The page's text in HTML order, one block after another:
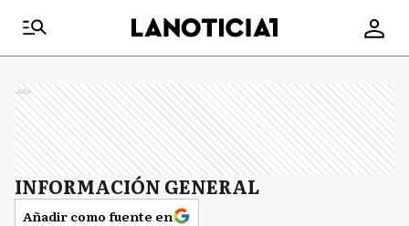
Ads
INFORMACIÓN GENERAL
Añadir como fuente en